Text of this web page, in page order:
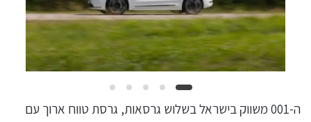
ה-001 משווק בישראל בשלוש גרסאות, גרסת טווח ארוך עם